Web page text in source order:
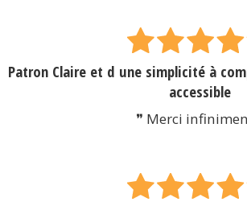
Patron Claire et d une simplicité à
accessible
❞ Merci